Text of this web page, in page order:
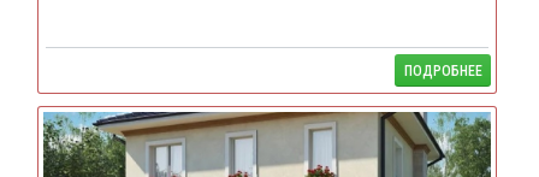
ПОДРОБНЕЕ